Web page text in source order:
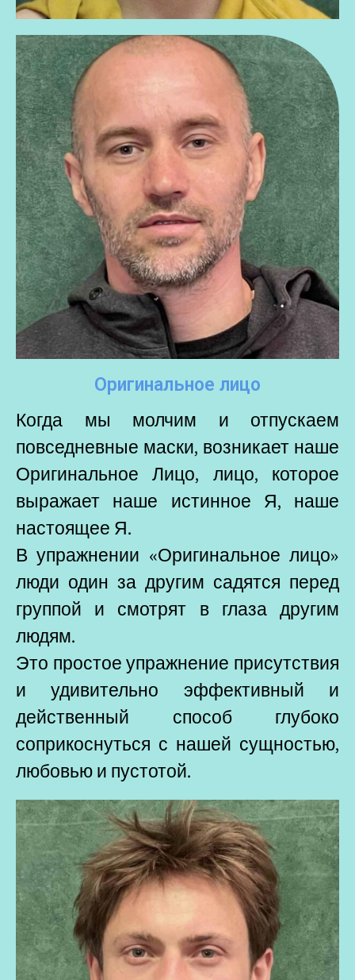
Оригинальное лицо
Когда мы молчим и отпускаем
повседневные маски, возникает наше
Оригинальное Лицо, лицо, которое
выражает наше истинное Я, наше
настоящее Я.
В упражнении «Оригинальное лицо»
люди один за другим садятся перед
группой и смотрят в глаза другим
людям.
Это простое упражнение присутствия
и удивительно эффективный и
действенный способ глубоко
соприкоснуться с нашей сущностью,
любовью и пустотой.